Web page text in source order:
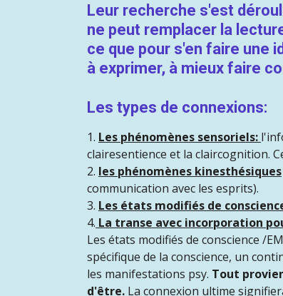
Leur recherche s'est
ne peut remplacer la
ce que pour s'en faire une
à exprimer, à mieux faire
Les types de connexions:
1. Les phénomènes sensoriels:
clairesentience et la claircognition.
2. les phénomènes kinesthésiques
communication avec les esprits).
3. Les états modifiés de
4. La transe avec incorporation
Les états modifiés de conscience /
spécifique de la conscience, un
les manifestations psy. Tout
d'être. La connexion ultime